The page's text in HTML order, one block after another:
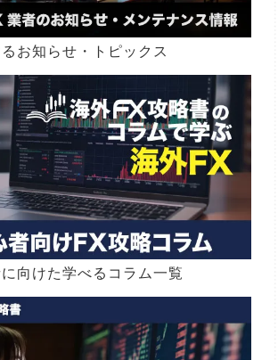
お知らせ・トピックス
向けた学べるコラム一覧